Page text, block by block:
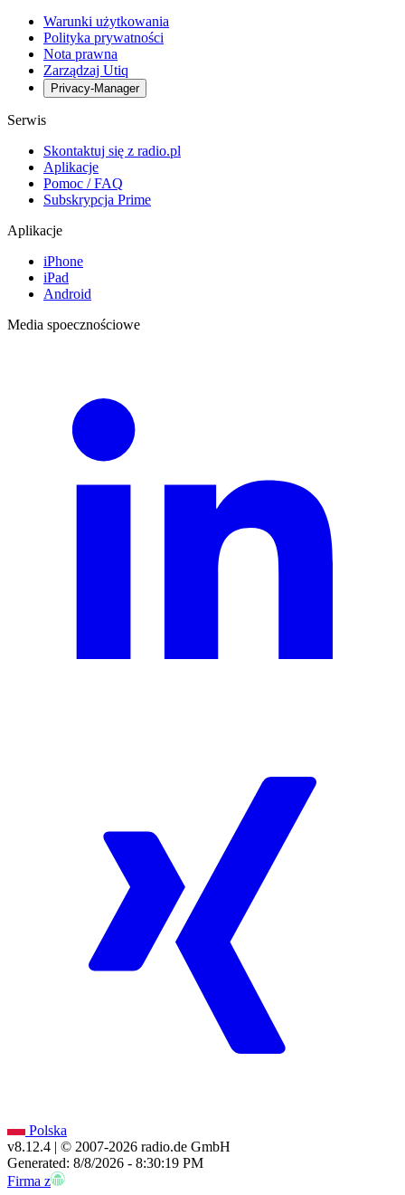
Warunki użytkowania
Polityka prywatności
Nota prawna
Zarządzaj Utiq
Privacy-Manager
Serwis
Skontaktuj się z radio.pl
Aplikacje
Pomoc / FAQ
Subskrypcja Prime
Aplikacje
iPhone
iPad
Android
Media spoecznościowe
Polska
v8.12.4 | © 2007-2026 radio.de GmbH
Generated: 8/8/2026 - 8:30:19 PM
Firma z